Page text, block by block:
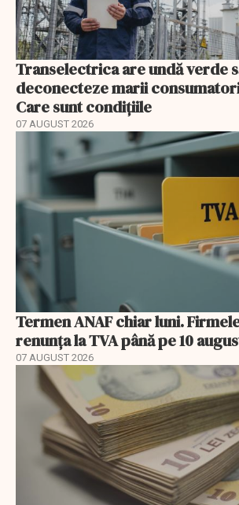
Transelectrica are undă verde
deconecteze marii
Care sunt condițiile
07 AUGUST 2026
Termen ANAF chiar luni.
renunța la TVA până pe 10
07 AUGUST 2026